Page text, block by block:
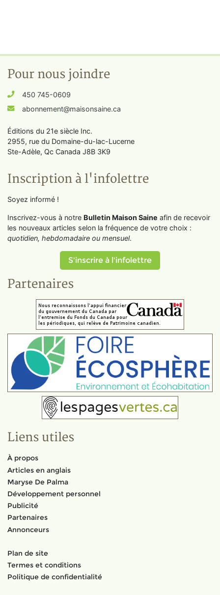
Pour nous joindre
450 745-0609
abonnement@maisonsaine.ca
Éditions du 21e siècle Inc.
2955, rue du Domaine-du-lac-Lucerne
Ste-Adèle, Qc Canada J8B 3K9
Inscription à l'infolettre
Soyez informé !
Inscrivez-vous à notre Bulletin Maison Saine afin de recevoir
les nouveaux articles selon la fréquence de votre choix :
quotidien, hebdomadaire ou mensuel.
S'inscrire à l'infolettre
Partenaires
Liens utiles
À propos
Articles en anglais
Maryse De Palma
Développement personnel
Publicité
Partenaires
Annonceurs
Plan de site
Termes et conditions
Politique de confidentialité